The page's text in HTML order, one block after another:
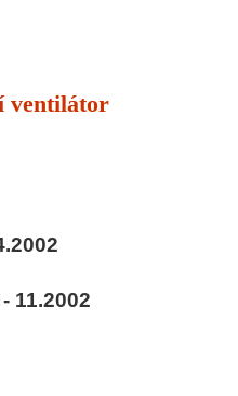
ventilátor
11.2002